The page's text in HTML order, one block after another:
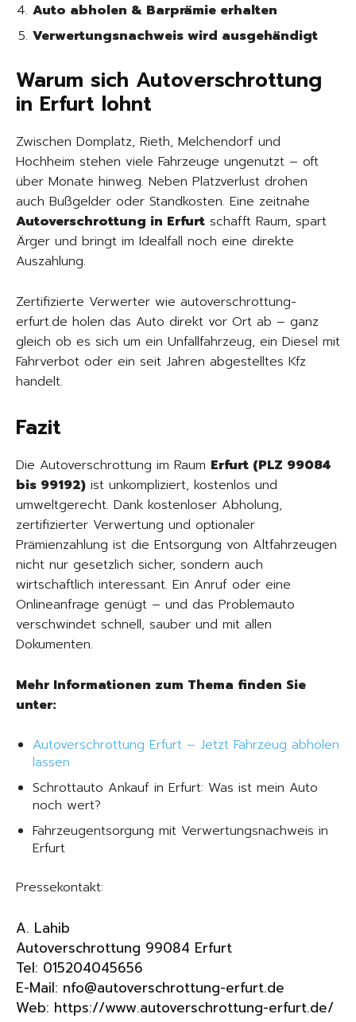
Auto abholen & Barprämie erhalten
Verwertungsnachweis wird ausgehändigt
Warum sich Autoverschrottung
in Erfurt lohnt
Zwischen Domplatz, Rieth, Melchendorf und
Hochheim stehen viele Fahrzeuge ungenutzt – oft
über Monate hinweg. Neben Platzverlust drohen
auch Bußgelder oder Standkosten. Eine zeitnahe
Autoverschrottung in Erfurt schafft Raum, spart
Ärger und bringt im Idealfall noch eine direkte
Auszahlung.
Zertifizierte Verwerter wie autoverschrottung-
erfurt.de holen das Auto direkt vor Ort ab – ganz
gleich ob es sich um ein Unfallfahrzeug, ein Diesel mit
Fahrverbot oder ein seit Jahren abgestelltes Kfz
handelt.
Fazit
Die Autoverschrottung im Raum Erfurt (PLZ 99084
bis 99192) ist unkompliziert, kostenlos und
umweltgerecht. Dank kostenloser Abholung,
zertifizierter Verwertung und optionaler
Prämienzahlung ist die Entsorgung von Altfahrzeugen
nicht nur gesetzlich sicher, sondern auch
wirtschaftlich interessant. Ein Anruf oder eine
Onlineanfrage genügt – und das Problemauto
verschwindet schnell, sauber und mit allen
Dokumenten.
Mehr Informationen zum Thema finden Sie
unter:
Autoverschrottung Erfurt – Jetzt Fahrzeug abholen
lassen
Schrottauto Ankauf in Erfurt: Was ist mein Auto
noch wert?
Fahrzeugentsorgung mit Verwertungsnachweis in
Erfurt
Pressekontakt:
A. Lahib
Autoverschrottung 99084 Erfurt
Tel: 015204045656
E-Mail: nfo@autoverschrottung-erfurt.de
Web: https://www.autoverschrottung-erfurt.de/